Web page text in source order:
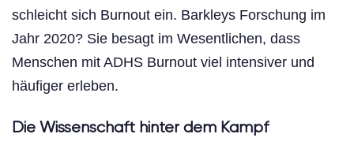
schleicht sich Burnout ein. Barkleys Forschung im
Jahr 2020? Sie besagt im Wesentlichen, dass
Menschen mit ADHS Burnout viel intensiver und
häufiger erleben.
Die Wissenschaft hinter dem Kampf